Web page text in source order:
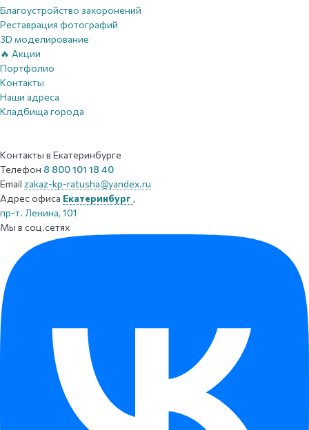
Благоустройство захоронений
Реставрация фотографий
3D моделирование
🔥 Акции
Портфолио
Контакты
Наши адреса
Кладбища города
Контакты в Екатеринбурге
Телефон 8 800 101 18 40
Email zakaz-kp-ratusha@yandex.ru
Адрес офиса Екатеринбург ,
пр-т. Ленина, 101
Мы в соц.сетях